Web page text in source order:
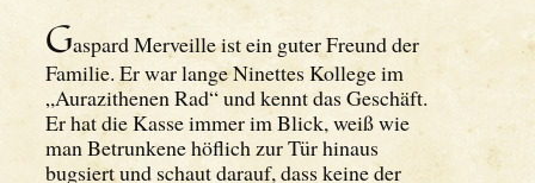
Gaspard Merveille ist ein guter Freund der
Familie. Er war lange Ninettes Kollege im
„Aurazithenen Rad“ und kennt das Geschäft.
Er hat die Kasse immer im Blick, weiß wie
man Betrunkene höflich zur Tür hinaus
bugsiert und schaut darauf, dass keine der